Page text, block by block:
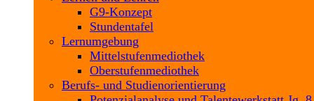
G9-Konzept
Stundentafel
Lernumgebung
Mittelstufenmediothek
Oberstufenmediothek
Berufs- und Studienorientierung